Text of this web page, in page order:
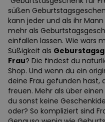
süßen
kann jeder und als ihr
mehr als
einfallen lassen. Wie wärs
Süßigkeit als
Frau? Die findest du
Shop. Und wenn du ein
deine Frau gefunden hast,
freuen. Mehr als über
du sonst keine
oder? So kompliziert sind